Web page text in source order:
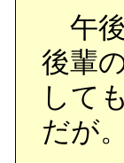
午後
後輩
して
だが。